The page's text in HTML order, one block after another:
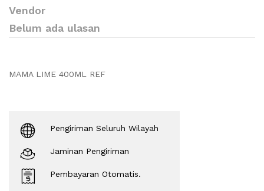
Vendor
Belum ada ulasan
MAMA LIME 400ML REF
Pengiriman Seluruh Wilayah
Jaminan Pengiriman
Pembayaran Otomatis.